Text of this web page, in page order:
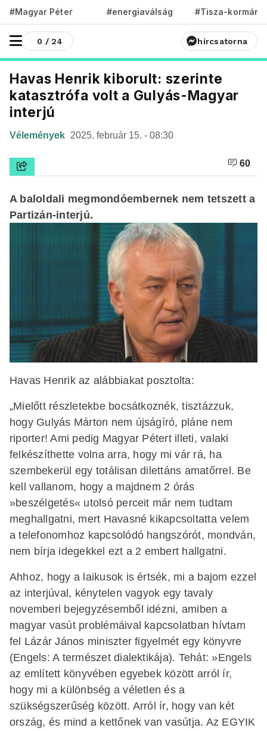
#Magyar Péter #energiaválság #Tisza-kormány
0 / 24 hírcsatorna
Havas Henrik kiborult: szerinte
katasztrófa volt a Gulyás-Magyar
interjú
Vélemények 2025. február 15. - 08:30
60
A baloldali megmondóembernek nem tetszett a
Partizán-interjú.
Havas Henrik az alábbiakat posztolta:
„Mielőtt részletekbe bocsátkoznék, tisztázzuk,
hogy Gulyás Márton nem újságíró, pláne nem
riporter! Ami pedig Magyar Pétert illeti, valaki
felkészíthette volna arra, hogy mi vár rá, ha
szembekerül egy totálisan dilettáns amatőrrel. Be
kell vallanom, hogy a majdnem 2 órás
»beszélgetés« utolsó perceit már nem tudtam
meghallgatni, mert Havasné kikapcsoltatta velem
a telefonomhoz kapcsolódó hangszórót, mondván,
nem bírja idegekkel ezt a 2 embert hallgatni.
Ahhoz, hogy a laikusok is értsék, mi a bajom ezzel
az interjúval, kénytelen vagyok egy tavaly
novemberi bejegyzésemből idézni, amiben a
magyar vasút problémáival kapcsolatban hívtam
fel Lázár János miniszter figyelmét egy könyvre
(Engels: A természet dialektikája). Tehát: »Engels
az említett könyvében egyebek között arról ír,
hogy mi a különbség a véletlen és a
szükségszerűség között. Arról ír, hogy van két
ország, és mind a kettőnek van vasútja. Az EGYIK